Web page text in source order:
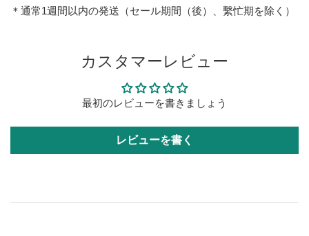
＊通常1週間以内の発送（セール期間（後）、繫忙期を除く）
カスタマーレビュー
最初のレビューを書きましょう
レビューを書く